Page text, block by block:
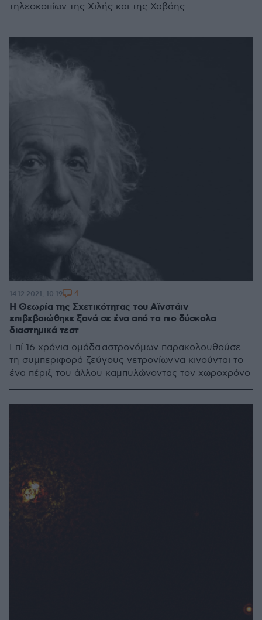
τηλεσκοπίων της Χιλής και της Χαβάης
Η Θεωρία της Σχετικότητας του Αϊνστάιν
επιβεβαιώθηκε ξανά σε ένα από τα πιο δύσκολα
διαστημικά τεστ
Επί 16 χρόνια ομάδα αστρονόμων παρακολουθούσε
τη συμπεριφορά ζεύγους νετρονίων να κινούνται το
ένα πέριξ του άλλου καμπυλώνοντας τον χωροχρόνο
14.12.2021, 10:19 4